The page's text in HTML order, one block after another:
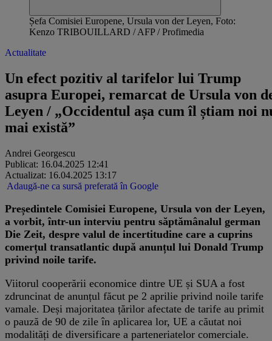
Șefa Comisiei Europene, Ursula von der Leyen, Foto:
Kenzo TRIBOUILLARD / AFP / Profimedia
Actualitate
Un efect pozitiv al tarifelor lui Trump
asupra Europei, remarcat de Ursula von
Leyen / „Occidentul așa cum îl știam noi
mai există”
Andrei Georgescu
Publicat: 16.04.2025 12:41
Actualizat: 16.04.2025 13:17
Adaugă-ne ca sursă preferată în Google
Președintele Comisiei Europene, Ursula von der Leyen,
a vorbit, într-un interviu pentru săptămânalul german
Die Zeit, despre valul de incertitudine care a cuprins
comerțul transatlantic după anunțul lui Donald Trump
privind noile tarife.
Viitorul cooperării economice dintre UE și SUA a fost
zdruncinat de anunțul făcut pe 2 aprilie privind noile tarife
vamale. Deși majoritatea țărilor afectate de tarife au primit
o pauză de 90 de zile în aplicarea lor, UE a căutat noi
modalități de diversificare a parteneriatelor comerciale.